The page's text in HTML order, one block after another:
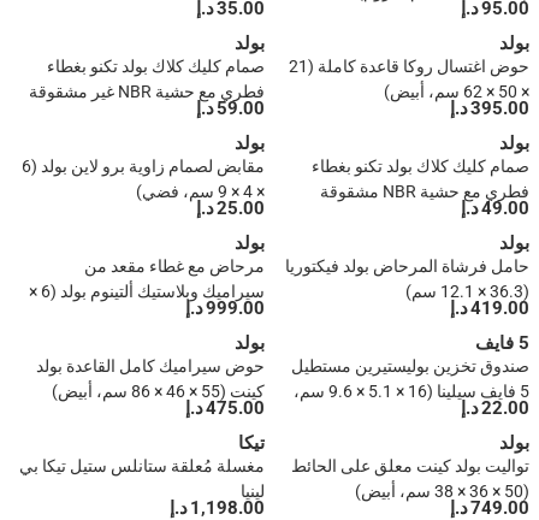
95.00 د.إ
35.00 د.إ
بولد
حوض اغتسال روكا قاعدة كاملة (21
× 50 × 62 سم، أبيض)
395.00 د.إ
بولد
صمام كليك كلاك بولد تكنو بغطاء
فطري مع حشية NBR غير مشقوقة
بالكروم)
59.00 د.إ
بولد
صمام كليك كلاك بولد تكنو بغطاء
فطري مع حشية NBR مشقوقة
بالكروم)
49.00 د.إ
بولد
مقابض لصمام زاوية برو لاين بولد (6
× 4 × 9 سم، فضي)
25.00 د.إ
بولد
حامل فرشاة المرحاض بولد فيكتوريا
(36.3 × 12.1 سم)
419.00 د.إ
بولد
مرحاض مع غطاء مقعد من
سيراميك وبلاستيك ألتينوم بولد (6 ×
37 × 44 سم)
999.00 د.إ
5 فايف
صندوق تخزين بوليستيرين مستطيل
5 فايف سيلينا (16 × 5.1 × 9.6 سم،
صغير)
22.00 د.إ
بولد
حوض سيراميك كامل القاعدة بولد
كينت (55 × 46 × 86 سم، أبيض)
475.00 د.إ
بولد
تواليت بولد كينت معلق على الحائط
(50 × 36 × 38 سم، أبيض)
749.00 د.إ
تيكا
مغسلة مُعلقة ستانلس ستيل تيكا بي
لينيا
1,198.00 د.إ